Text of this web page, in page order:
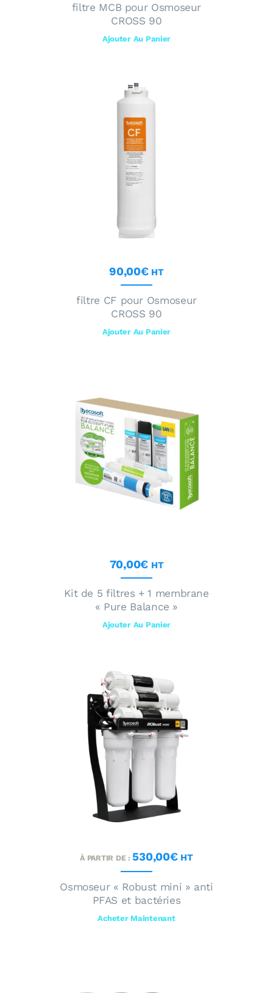
filtre MCB pour Osmoseur
CROSS 90
Ajouter Au Panier
90,00€ HT
filtre CF pour Osmoseur
CROSS 90
Ajouter Au Panier
70,00€ HT
Kit de 5 filtres + 1 membrane
« Pure Balance »
Ajouter Au Panier
À PARTIR DE :530,00€ HT
Osmoseur « Robust mini » anti
PFAS et bactéries
Acheter Maintenant